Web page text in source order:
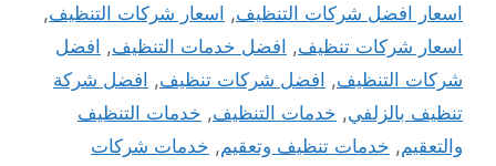
اسعار افضل شركات التنظيف, اسعار شركات التنظيف,
اسعار شركات تنظيف, افضل خدمات التنظيف, افضل
شركات التنظيف, افضل شركات تنظيف, افضل شركة
تنظيف بالزلفي, خدمات التنظيف, خدمات التنظيف
والتعقيم, خدمات تنظيف وتعقيم, خدمات شركات